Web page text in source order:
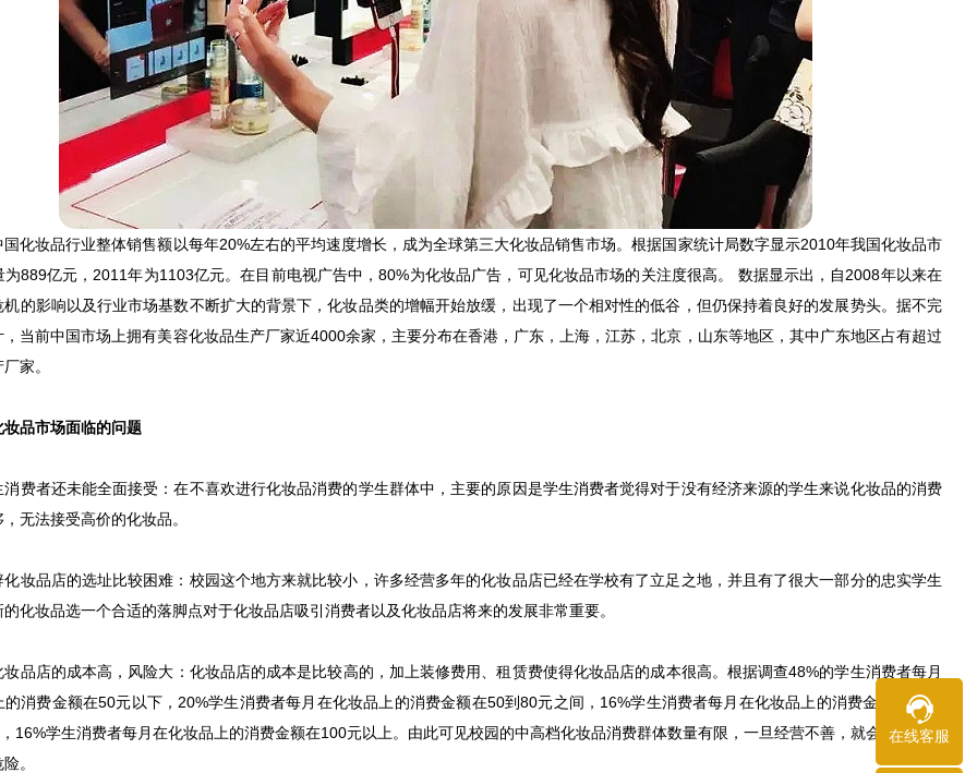
妆品行业整体销售额以每年20%左右的平均速度增长，成为全球第三大化妆品销售市场。根据国家统计局数字显示2010年我国化妆品市
为889亿元，2011年为1103亿元。在目前电视广告中，80%为化妆品广告，可见化妆品市场的关注度很高。 数据显示出，自2008年以来在
机的影响以及行业市场基数不断扩大的背景下，化妆品类的增幅开始放缓，出现了一个相对性的低谷，但仍保持着良好的发展势头。据不完
，当前中国市场上拥有美容化妆品生产厂家近4000余家，主要分布在香港，广东，上海，江苏，北京，山东等地区，其中广东地区占有超过
家。
市场面临的问题
还未能全面接受：在不喜欢进行化妆品消费的学生群体中，主要的原因是学生消费者觉得对于没有经济来源的学生来说化妆品的消费
无法接受高价的化妆品。
店的选址比较困难：校园这个地方来就比较小，许多经营多年的化妆品店已经在学校有了立足之地，并且有了很大一部分的忠实学生
化妆品选一个合适的落脚点对于化妆品店吸引消费者以及化妆品店将来的发展非常重要。
的成本高，风险大：化妆品店的成本是比较高的，加上装修费用、租赁费使得化妆品店的成本很高。根据调查48%的学生消费者每月
的消费金额在50元以下，20%学生消费者每月在化妆品上的消费金额在50到80元之间，16%学生消费者每月在化妆品上的消费金额在80元
16%学生消费者每月在化妆品上的消费金额在100元以上。由此可见校园的中高档化妆品消费群体数量有限，一旦经营不善，就会面临亏损
。
在线客服